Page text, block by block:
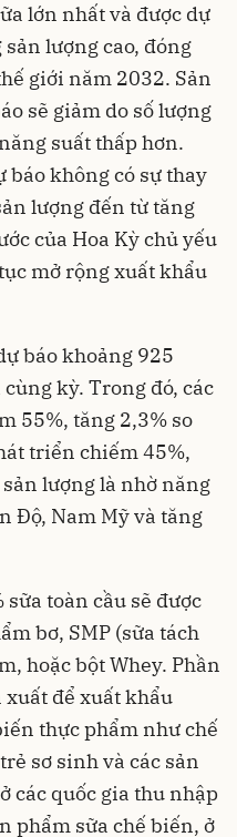
lớn nhất và được dự
lượng cao, đóng
giới năm 2032. Sản
sẽ giảm do số lượng
suất thấp hơn.
báo không có sự thay
lượng đến từ tăng
của Hoa Kỳ chủ yếu
mở rộng xuất khẩu
báo khoảng 925
kỳ. Trong đó, các
55%, tăng 2,3% so
triển chiếm 45%,
lượng là nhờ năng
Độ, Nam Mỹ và tăng
toàn cầu sẽ được
bơ, SMP (sữa tách
hoặc bột Whey. Phần
xuất để xuất khẩu
thực phẩm như chế
sơ sinh và các sản
các quốc gia thu nhập
phẩm sữa chế biến, ở